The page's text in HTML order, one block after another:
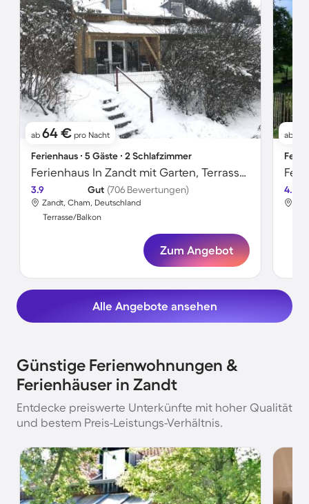
ab 64 € pro Nacht
Ferienhaus ∙ 5 Gäste ∙ 2 Schlafzimmer
Ferienhaus In Zandt mit Garten, Terrasse und Grill
3.9 Gut (706 Bewertungen)
Zandt, Cham, Deutschland
Terrasse/Balkon
Zum Angebot
ab
4.8
Alle Angebote ansehen
Günstige Ferienwohnungen &
Ferienhäuser in Zandt
Entdecke preiswerte Unterkünfte mit hoher Qualität
und bestem Preis-Leistungs-Verhältnis.